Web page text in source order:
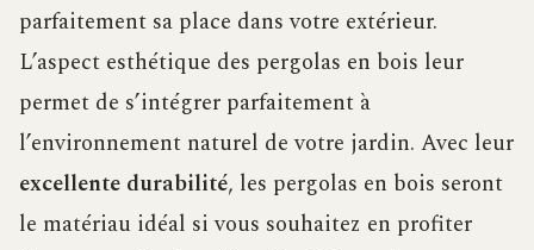
parfaitement sa place dans votre extérieur.
L’aspect esthétique des pergolas en bois leur
permet de s’intégrer parfaitement à
l’environnement naturel de votre jardin. Avec leur
excellente durabilité, les pergolas en bois seront
le matériau idéal si vous souhaitez en profiter